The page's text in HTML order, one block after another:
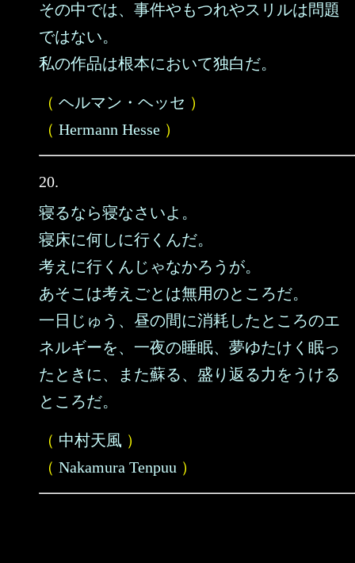
その中では、事件やもつれやスリルは問題
ではない。
私の作品は根本において独白だ。
（ ヘルマン・ヘッセ ）
（ Hermann Hesse ）
20.
寝るなら寝なさいよ。
寝床に何しに行くんだ。
考えに行くんじゃなかろうが。
あそこは考えごとは無用のところだ。
一日じゅう、昼の間に消耗したところのエ
ネルギーを、一夜の睡眠、夢ゆたけく眠っ
たときに、また蘇る、盛り返る力をうける
ところだ。
（ 中村天風 ）
（ Nakamura Tenpuu ）